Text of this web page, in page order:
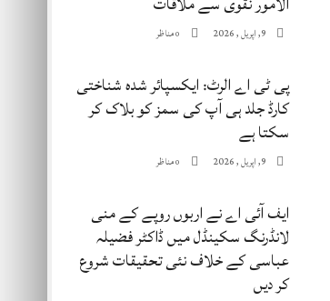
9, اپریل , 2026 0مناظر
پی ٹی اے الرٹ: ایکسپائر شدہ شناختی
کارڈ جلد ہی آپ کی سمز کو بلاک کر
سکتا ہے
9, اپریل , 2026 0مناظر
ایف آئی اے نے اربوں روپے کے منی
لانڈرنگ سکینڈل میں ڈاکٹر فضیلہ
عباسی کے خلاف نئی تحقیقات شروع
کر دیں